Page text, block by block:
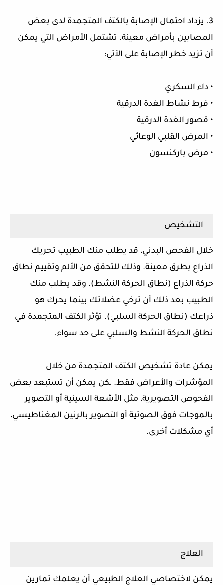
3. يزداد احتمال الإصابة بالكتف المتجمدة لدى بعض
المصابين بأمراض معينة. تشتمل الأمراض التي يمكن
أن تزيد خطر الإصابة على الآتي:
• داء السكري
• فرط نشاط الغدة الدرقية
• قصور الغدة الدرقية
• المرض القلبي الوعائي
• مرض باركنسون
التشخيص
خلال الفحص البدني، قد يطلب منك الطبيب تحريك
الذراع بطرق معينة. وذلك للتحقق من الألم وتقييم نطاق
حركة الذراع (نطاق الحركة النشط). وقد يطلب منك
الطبيب بعد ذلك أن ترخي عضلاتك بينما يحرك هو
ذراعك (نطاق الحركة السلبي). تؤثر الكتف المتجمدة في
نطاق الحركة النشط والسلبي على حد سواء.
يمكن عادة تشخيص الكتف المتجمدة من خلال
المؤشرات والأعراض فقط. لكن يمكن أن تستبعد بعض
الفحوص التصويرية، مثل الأشعة السينية أو التصوير
بالموجات فوق الصوتية أو التصوير بالرنين المغناطيسي،
أي مشكلات أخرى.
العلاج
يمكن لاختصاصي العلاج الطبيعي أن يعلمك تمارين